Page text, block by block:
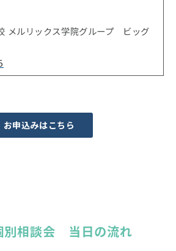
メルリックス学院グループ ビッグ
お申込みはこちら
相談会　当日の流れ